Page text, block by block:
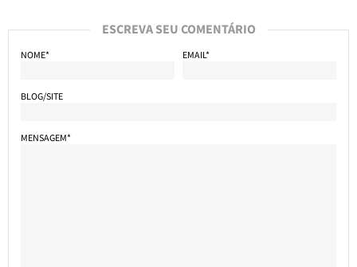
ESCREVA SEU COMENTÁRIO
NOME* EMAIL*
BLOG/SITE
MENSAGEM*